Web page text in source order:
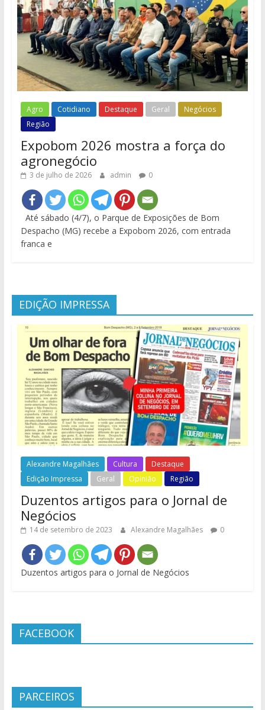
Agro Cotidiano Destaque Geral
Negócios
Região
Expobom 2026 mostra a força do
agronegócio
3 de julho de 2026 admin 0
Até sábado (4/7), o Parque de Exposições de Bom
Despacho (MG) recebe a Expobom 2026, com entrada
franca e
EDIÇÃO IMPRESSA
Alexandre Magalhães Cultura
Destaque
Edição Impressa
Geral Opinião Região
Duzentos artigos para o Jornal de
Negócios
14 de setembro de 2023 Alexandre Magalhães 0
Duzentos artigos para o Jornal de Negócios
FACEBOOK
PARCEIROS